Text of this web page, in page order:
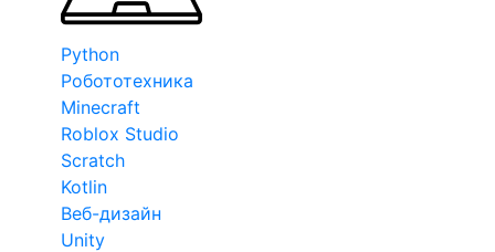
Python
Робототехника
Minecraft
Roblox Studio
Scratch
Kotlin
Веб-дизайн
Unity